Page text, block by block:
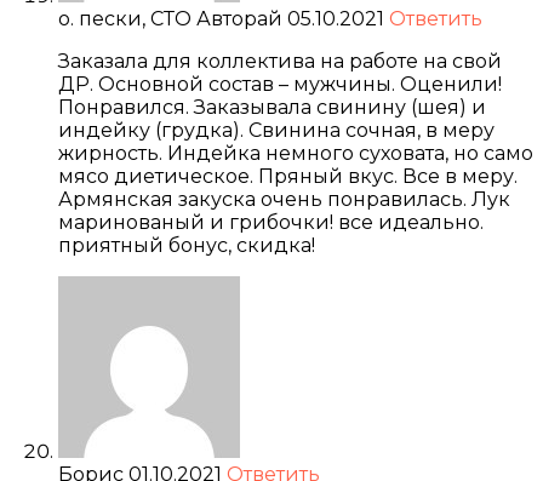
о. пески, СТО Авторай 05.10.2021 Ответить
Заказала для коллектива на работе на свой
ДР. Основной состав – мужчины. Оценили!
Понравился. Заказывала свинину (шея) и
индейку (грудка). Свинина сочная, в меру
жирность. Индейка немного суховата, но само
мясо диетическое. Пряный вкус. Все в меру.
Армянская закуска очень понравилась. Лук
маринованый и грибочки! все идеально.
приятный бонус, скидка!
Борис 01.10.2021 Ответить